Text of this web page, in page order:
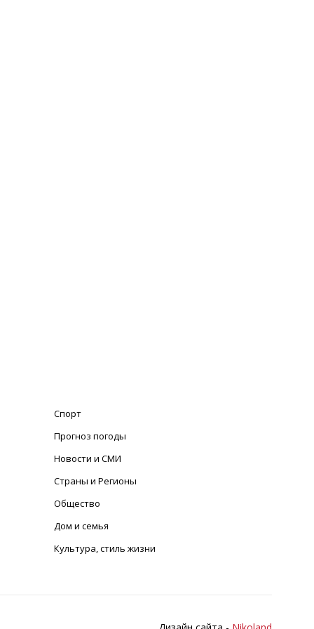
Спорт
Прогноз погоды
Новости и СМИ
Страны и Регионы
Общество
Дом и семья
Культура, стиль жизни